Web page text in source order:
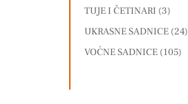
TUJE I ČETINARI (3)
UKRASNE SADNICE (24)
VOĆNE SADNICE (105)